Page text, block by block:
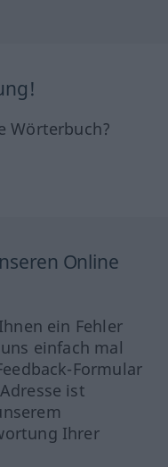
Wörterbuch?
Online
ein Fehler
einfach mal
Formular
ist
Ihrer